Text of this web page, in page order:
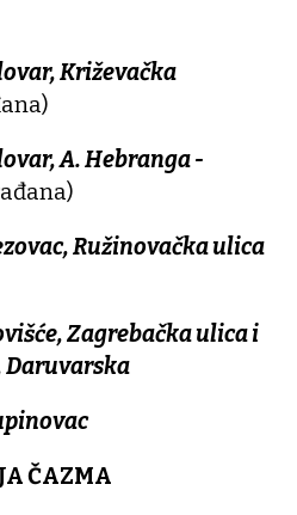
Križevačka
A. Hebranga -
Ružinovačka ulica
Zagrebačka ulica i
Daruvarska
ČAZMA